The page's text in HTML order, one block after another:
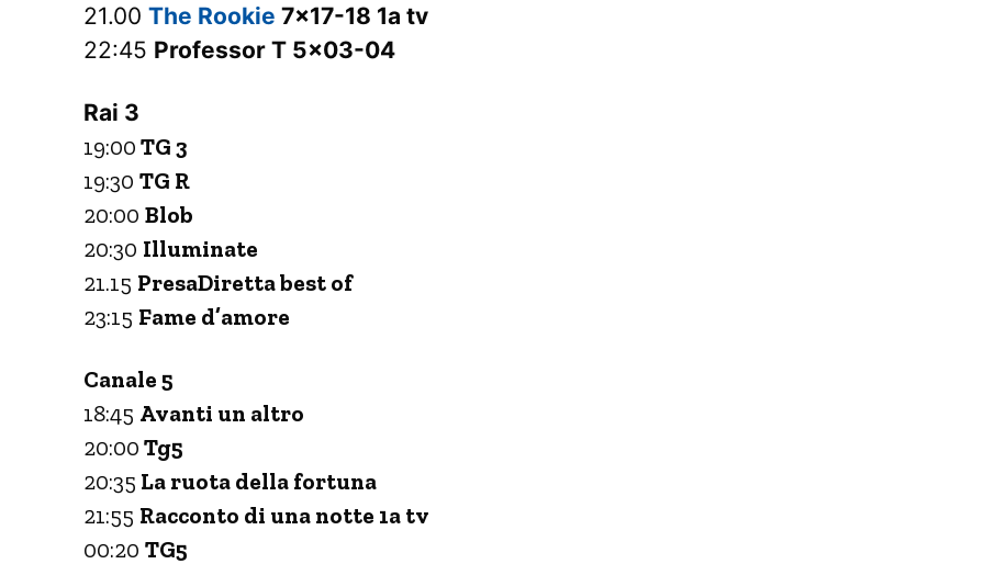
21.00 The Rookie 7×17-18 1a tv
22:45 Professor T 5×03-04
Rai 3
19:00 TG 3
19:30 TG R
20:00 Blob
20:30 Illuminate
21.15 PresaDiretta best of
23:15 Fame d’amore
Canale 5
18:45 Avanti un altro
20:00 Tg5
20:35 La ruota della fortuna
21:55 Racconto di una notte 1a tv
00:20 TG5